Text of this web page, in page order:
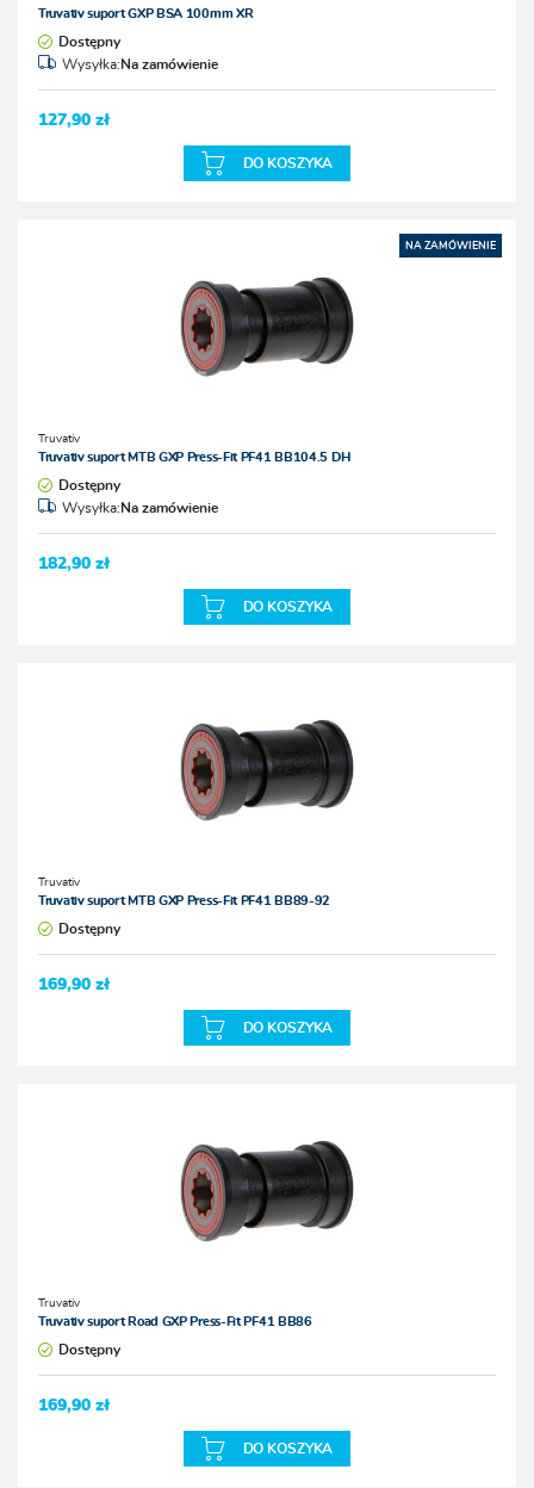
Truvativ suport GXP BSA 100mm XR
Dostępny
Wysyłka:Na zamówienie
127,90 zł
DO KOSZYKA
NA ZAMÓWIENIE
Truvativ
Truvativ suport MTB GXP Press-Fit PF41 BB104.5 DH
Dostępny
Wysyłka:Na zamówienie
182,90 zł
DO KOSZYKA
Truvativ
Truvativ suport MTB GXP Press-Fit PF41 BB89-92
Dostępny
169,90 zł
DO KOSZYKA
Truvativ
Truvativ suport Road GXP Press-Fit PF41 BB86
Dostępny
169,90 zł
DO KOSZYKA